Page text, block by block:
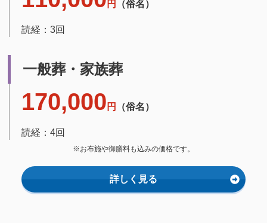
円 （俗名）
読経：3回
一般葬・家族葬
170,000 円 （俗名）
読経：4回
※お布施や御膳料も込みの価格です。
詳しく見る